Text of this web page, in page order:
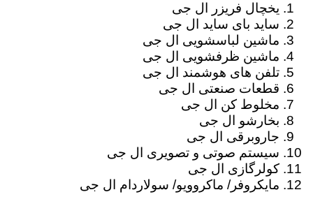
یخچال فریزر ال جی
ساید بای ساید ال جی
ماشین لباسشویی ال جی
ماشین ظرفشویی ال جی
تلفن های هوشمند ال جی
قطعات صنعتی ال جی
مخلوط کن ال جی
بخارشو ال جی
جاروبرقی ال جی
سیستم صوتی و تصویری ال جی
کولرگازی ال جی
مایکروفر/ ماکروویو/ سولاردام ال جی